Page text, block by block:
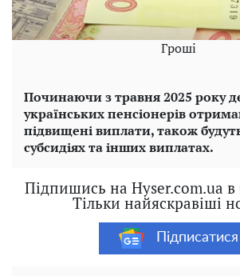
Гроші
Починаючи з травня 2025 року
українських пенсіонерів
підвищені виплати, також
субсидіях та інших виплатах.
Підпишись на Hyser.com.ua в
Тільки найяскравіші
Підписатися